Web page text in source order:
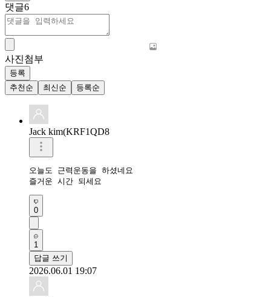
댓글6
사진첨부
등록
추천순
최신순 등록순
Jack kim(KRF1QD8
오늘도 근력운동을 하셨네요
즐거운 시간 되세요
0
1
답글 쓰기
2026.06.01 19:07